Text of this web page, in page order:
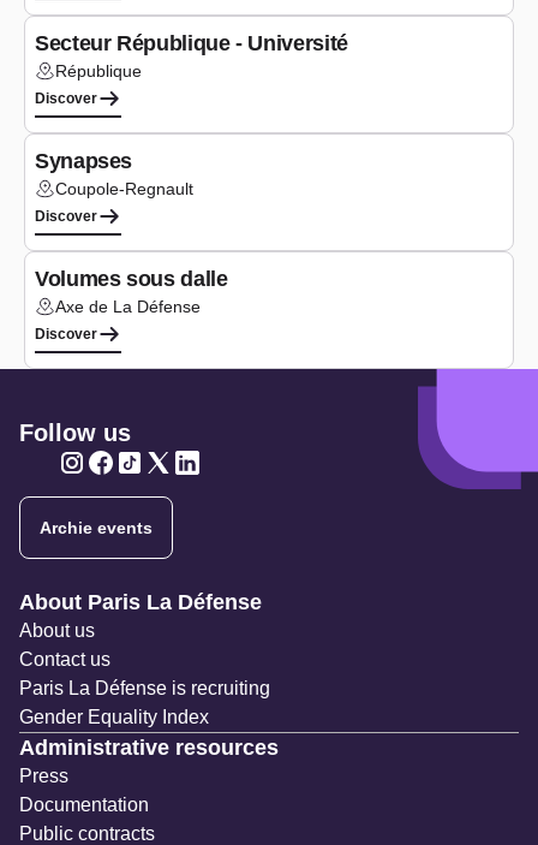
Secteur République - Université
Lieu :République
Discover
Synapses
Lieu :Coupole-Regnault
Discover
Volumes sous dalle
Lieu :Axe de La Défense
Discover
Follow us
Archie events
Navigation secondaire
About Paris La Défense
About us
Contact us
Paris La Défense is recruiting
Gender Equality Index
Administrative resources
Press
Documentation
Public contracts